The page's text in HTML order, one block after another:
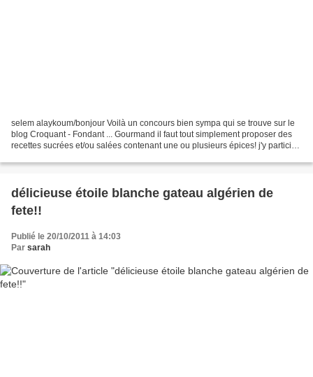
selem alaykoum/bonjour Voilà un concours bien sympa qui se trouve sur le
blog Croquant - Fondant ... Gourmand il faut tout simplement proposer des
recettes sucrées et/ou salées contenant une ou plusieurs épices! j'y participe
délicieuse étoile blanche gateau algérien de
fete!!
Publié le 20/10/2011 à 14:03
Par sarah